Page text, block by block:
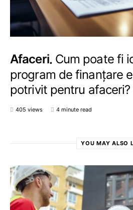
Afaceri Cum poate fi
program de finanțare
potrivit pentru afaceri?
405 views 4 minute read
YOU MAY ALSO